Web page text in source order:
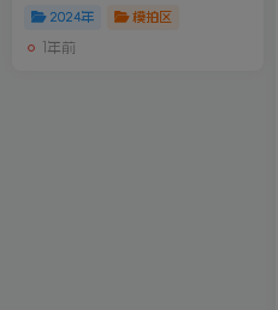
2024年 模拍区
1年前